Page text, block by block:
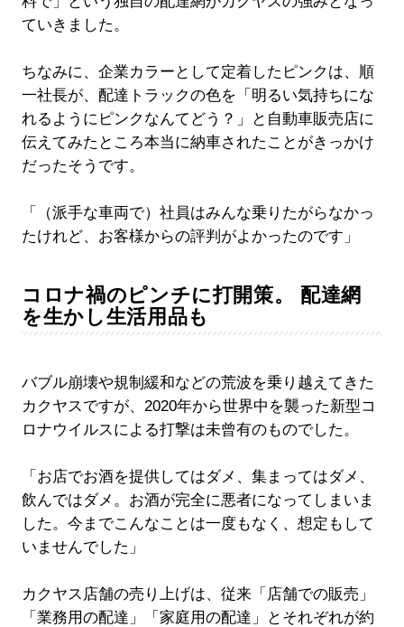
ていきました。
ちなみに、企業カラーとして定着したピンクは、順
一社長が、配達トラックの色を「明るい気持ちにな
れるようにピンクなんてどう？」と自動車販売店に
伝えてみたところ本当に納車されたことがきっかけ
だったそうです。
「（派手な車両で）社員はみんな乗りたがらなかっ
たけれど、お客様からの評判がよかったのです」
コロナ禍のピンチに打開策。 配達網
を生かし生活用品も
バブル崩壊や規制緩和などの荒波を乗り越えてきた
カクヤスですが、2020年から世界中を襲った新型コ
ロナウイルスによる打撃は未曾有のものでした。
「お店でお酒を提供してはダメ、集まってはダメ、
飲んではダメ。お酒が完全に悪者になってしまいま
した。今までこんなことは一度もなく、想定もして
いませんでした」
カクヤス店舗の売り上げは、従来「店舗での販売」
「業務用の配達」「家庭用の配達」とそれぞれが約